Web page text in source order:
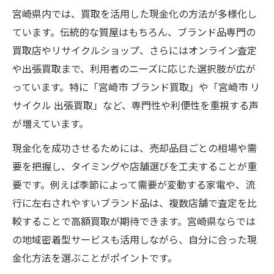
宮崎の出張買取で安心して高価売却するコ
ツ
質預かりの仕組みと宮崎県での上手な使い方
宮崎県で知っておきたい質預かりと買取の
違い
質預かりを賢く使う宮崎県での資金調達術
買取と質預かりを比べた宮崎の利用ポイン
ト
信頼できる宮崎県の質預かり店舗選びのコ
ツ
質預かりで安心な宮崎県の買取活用方法
納得価格で売却を叶える宮崎県買取活用術
宮崎県買取で納得価格を引き出すポイント
解説
宮崎県内では、買取を活用した現金化の方法が多様化し
ています。伝統的な質屋はもちろん、ブランド品専門の
買取店やリサイクルショップ、さらにはオンライン査定
や出張買取まで、利用者のニーズに応じた選択肢が広が
っています。特に「宮崎市 ブランド買取」や「宮崎市 リ
サイクル 出張買取」など、専門性や利便性を重視する声
が増えています。
現金化を成功させるためには、売却品目ごとの相場や需
要を把握し、タイミングや店舗選びを工夫することが重
要です。例えば季節によって需要が変動する家電や、流
行に左右されやすいブランド品は、複数店舗で査定を比
較することで高額買取が期待できます。宮崎県ならでは
の地域密着型サービスも活用しながら、自分に合った現
金化方法を選ぶことがポイントです。